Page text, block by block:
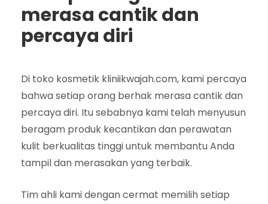
merasa cantik dan
percaya diri
Di toko kosmetik kliniikwajah.com, kami percaya
bahwa setiap orang berhak merasa cantik dan
percaya diri. Itu sebabnya kami telah menyusun
beragam produk kecantikan dan perawatan
kulit berkualitas tinggi untuk membantu Anda
tampil dan merasakan yang terbaik.
Tim ahli kami dengan cermat memilih setiap